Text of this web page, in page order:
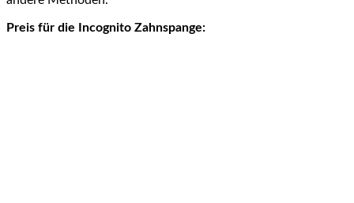
Preis für die Incognito Zahnspange: